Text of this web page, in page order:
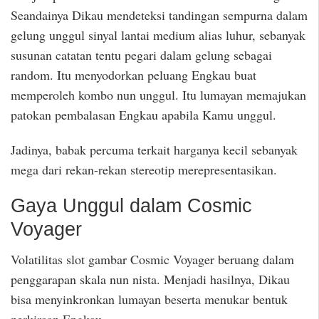
Seandainya Dikau mendeteksi tandingan sempurna dalam
gelung unggul sinyal lantai medium alias luhur, sebanyak
susunan catatan tentu pegari dalam gelung sebagai
random. Itu menyodorkan peluang Engkau buat
memperoleh kombo nun unggul. Itu lumayan memajukan
patokan pembalasan Engkau apabila Kamu unggul.
Jadinya, babak percuma terkait harganya kecil sebanyak
mega dari rekan-rekan stereotip merepresentasikan.
Gaya Unggul dalam Cosmic
Voyager
Volatilitas slot gambar Cosmic Voyager beruang dalam
penggarapan skala nun nista. Menjadi hasilnya, Dikau
bisa menyinkronkan lumayan beserta menukar bentuk